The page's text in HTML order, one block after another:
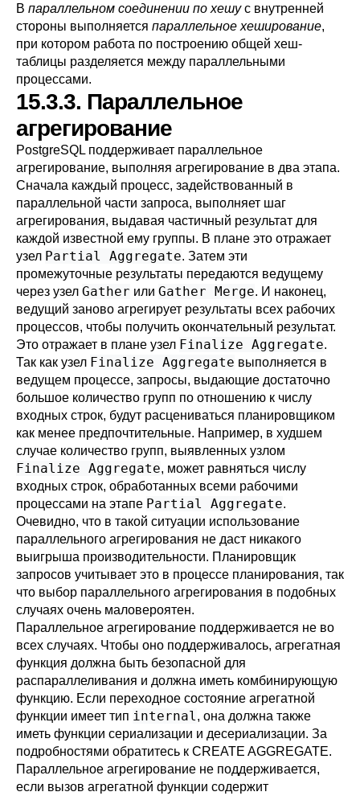
В параллельном соединении по хешус внутренней
стороны выполняется параллельное хеширование,
при котором работа по построению общей хеш-
таблицы разделяется между параллельными
процессами.
15.3.3. Параллельное
агрегирование
PostgreSQL поддерживает параллельное
агрегирование, выполняя агрегирование в два этапа.
Сначала каждый процесс, задействованный в
параллельной части запроса, выполняет шаг
агрегирования, выдавая частичный результат для
каждой известной ему группы. В плане это отражает
узел Partial Aggregate. Затем эти
промежуточные результаты передаются ведущему
через узел Gather или Gather Merge. И наконец,
ведущий заново агрегирует результаты всех рабочих
процессов, чтобы получить окончательный результат.
Это отражает в плане узел Finalize Aggregate.
Так как узел Finalize Aggregate выполняется в
ведущем процессе, запросы, выдающие достаточно
большое количество групп по отношению к числу
входных строк, будут расцениваться планировщиком
как менее предпочтительные. Например, в худшем
случае количество групп, выявленных узлом
Finalize Aggregate, может равняться числу
входных строк, обработанных всеми рабочими
процессами на этапе Partial Aggregate.
Очевидно, что в такой ситуации использование
параллельного агрегирования не даст никакого
выигрыша производительности. Планировщик
запросов учитывает это в процессе планирования, так
что выбор параллельного агрегирования в подобных
случаях очень маловероятен.
Параллельное агрегирование поддерживается не во
всех случаях. Чтобы оно поддерживалось, агрегатная
функция должна быть безопасной для
распараллеливания и должна иметь комбинирующую
функцию. Если переходное состояние агрегатной
функции имеет тип internal, она должна также
иметь функции сериализации и десериализации. За
подробностями обратитесь к CREATE AGGREGATE.
Параллельное агрегирование не поддерживается,
если вызов агрегатной функции содержит